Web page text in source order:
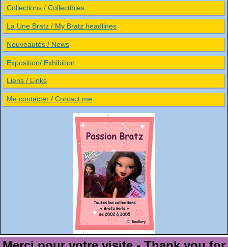
Collections / Collectibles
La Une Bratz / My Bratz headlines
Nouveautés / News
Exposition/ Exhibition
Liens / Links
Me contacter / Contact me